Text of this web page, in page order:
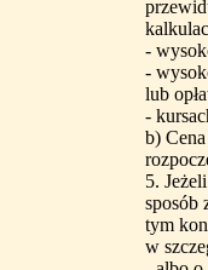
-
-
lub
-
b)
5.
sposób
tym
w